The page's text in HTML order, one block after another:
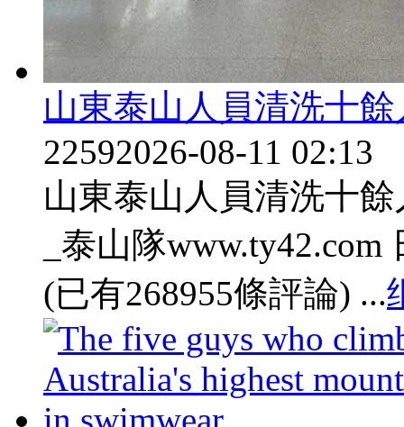
山東泰山人員清洗十
22592026-08-11 02:13
山東泰山人員清洗十
_泰山隊
(已有268955條評論) ...